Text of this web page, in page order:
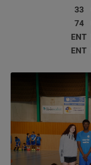
33
74
ENT
ENT